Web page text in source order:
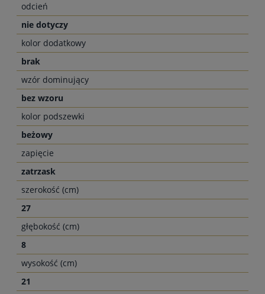
odcień
nie dotyczy
kolor dodatkowy
brak
wzór dominujący
bez wzoru
kolor podszewki
beżowy
zapięcie
zatrzask
szerokość (cm)
27
głębokość (cm)
8
wysokość (cm)
21